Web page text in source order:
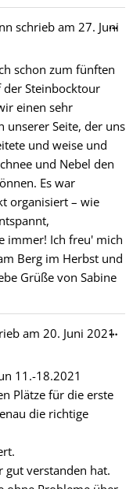
schrieb am 27. Juni
schon zum fünften
der Steinbocktour
einen sehr
unserer Seite, der uns
und weise und
und Nebel den
Es war
organisiert – wie
immer! Ich freu' mich
Berg im Herbst und
Grüße von Sabine
…
am 20. Juni 2021
11.-18.2021
Plätze für die erste
die richtige
gut verstanden hat.
…